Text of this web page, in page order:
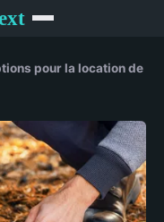
pour la location de